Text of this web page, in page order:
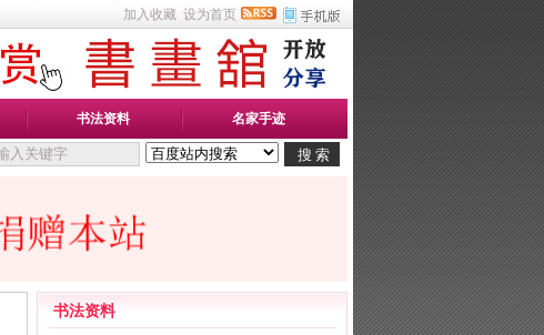
加入收藏 设为首页
书法资料 名家手迹
书法资料